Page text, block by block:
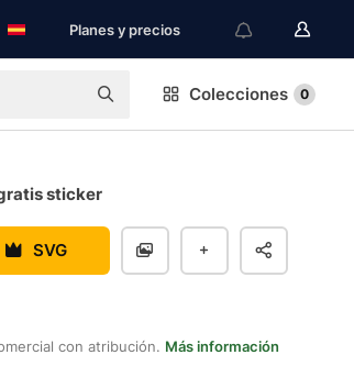
Planes y precios
Colecciones 0
sticker
SVG
con atribución. Más información